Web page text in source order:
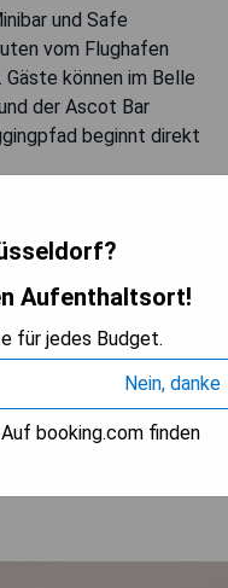
und Safe
vom Flughafen
können im Belle
der Ascot Bar
beginnt direkt
Aufenthaltsort!
für jedes Budget.
Nein, danke
Auf booking.com finden